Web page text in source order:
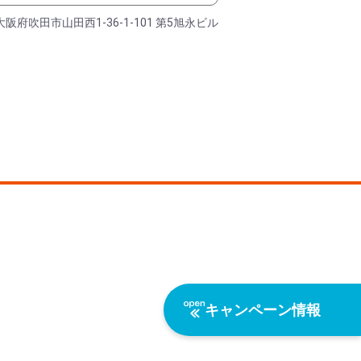
キャンペーン情報
阪府吹田市山田西1-36-1-101 第5旭永ビル